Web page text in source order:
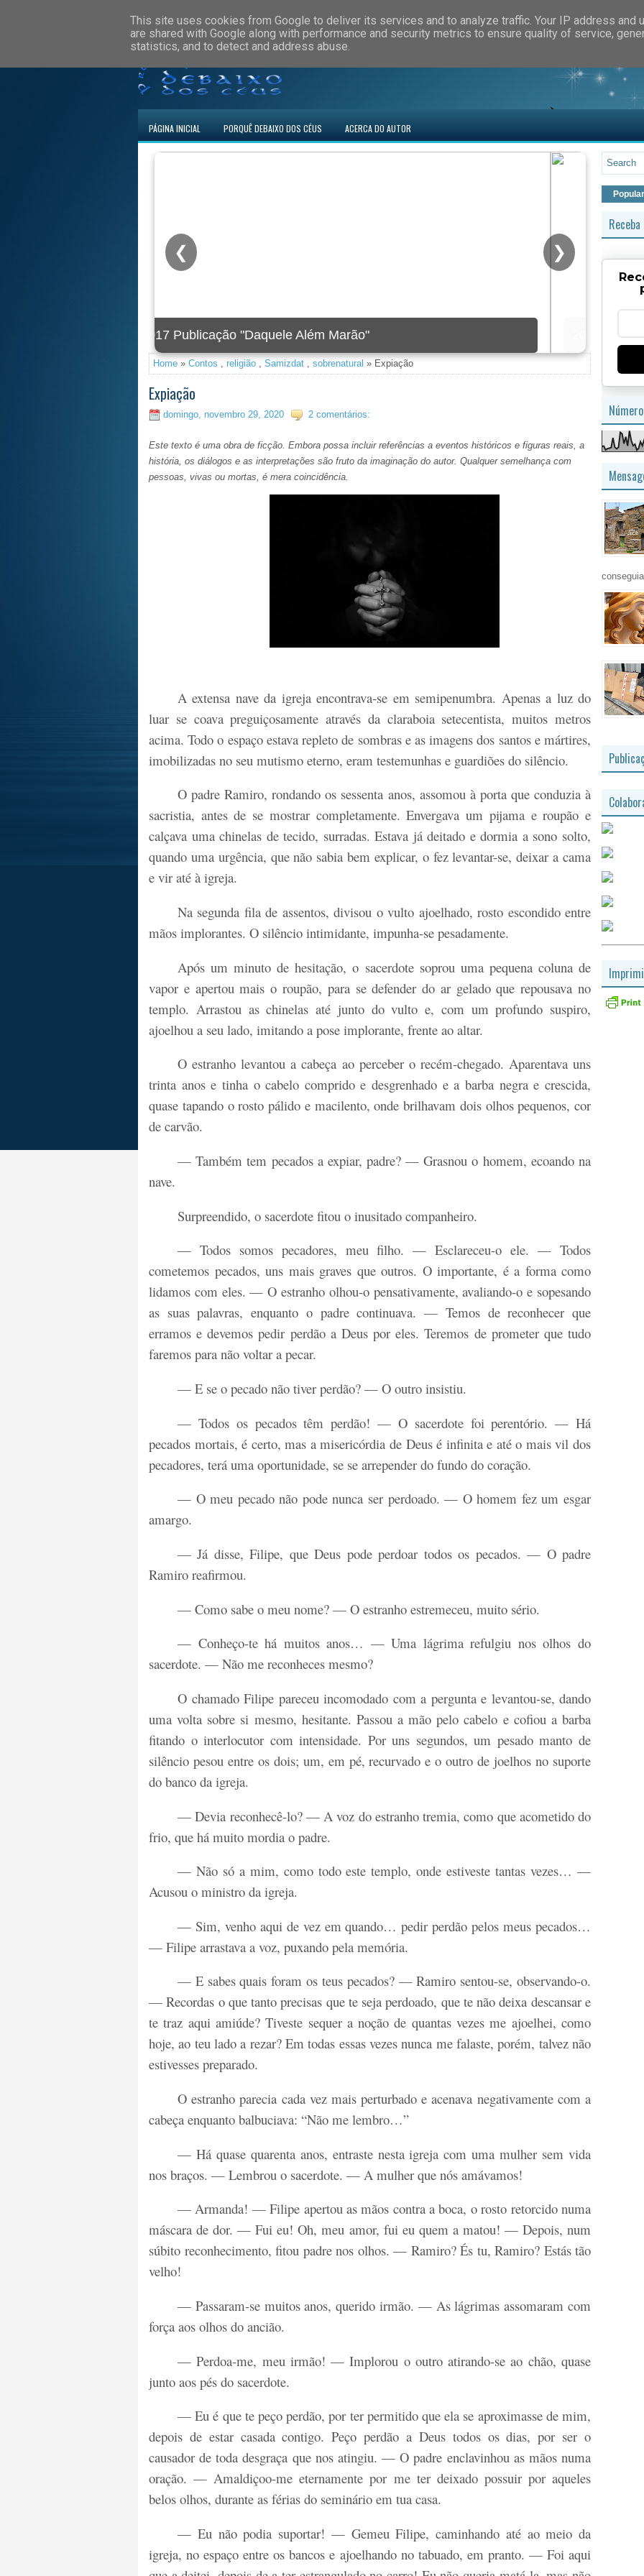
PÁGINA INICIAL PORQUÊ DEBAIXO DOS CÉUS ACERCA DO AUTOR
❮
2020 Foi criada a nova imagem
❯
Home » Contos , religião , Samizdat , sobrenatural » Expiação
Expiação
domingo, novembro 29, 2020 2 comentários:
Este texto é uma obra de ficção. Embora possa incluir referências a eventos históricos e figuras reais, a
história, os diálogos e as interpretações são fruto da imaginação do autor. Qualquer semelhança com
pessoas, vivas ou mortas, é mera coincidência.
A extensa nave da igreja encontrava-se em semipenumbra. Apenas a luz do
luar se coava preguiçosamente através da claraboia setecentista, muitos metros
acima. Todo o espaço estava repleto de sombras e as imagens dos santos e mártires,
imobilizadas no seu mutismo eterno, eram testemunhas e guardiões do silêncio.
O padre Ramiro, rondando os sessenta anos, assomou à porta que conduzia à
sacristia, antes de se mostrar completamente. Envergava um pijama e roupão e
calçava uma chinelas de tecido, surradas. Estava já deitado e dormia a sono solto,
quando uma urgência, que não sabia bem explicar, o fez levantar-se, deixar a cama
e vir até à igreja.
Na segunda fila de assentos, divisou o vulto ajoelhado, rosto escondido entre
mãos implorantes. O silêncio intimidante, impunha-se pesadamente.
Após um minuto de hesitação, o sacerdote soprou uma pequena coluna de
vapor e apertou mais o roupão, para se defender do ar gelado que repousava no
templo. Arrastou as chinelas até junto do vulto e, com um profundo suspiro,
ajoelhou a seu lado, imitando a pose implorante, frente ao altar.
O estranho levantou a cabeça ao perceber o recém-chegado. Aparentava uns
trinta anos e tinha o cabelo comprido e desgrenhado e a barba negra e crescida,
quase tapando o rosto pálido e macilento, onde brilhavam dois olhos pequenos, cor
de carvão.
— Também tem pecados a expiar, padre? — Grasnou o homem, ecoando na
nave.
Surpreendido, o sacerdote fitou o inusitado companheiro.
— Todos somos pecadores, meu filho. — Esclareceu-o ele. — Todos
cometemos pecados, uns mais graves que outros. O importante, é a forma como
lidamos com eles. — O estranho olhou-o pensativamente, avaliando-o e sopesando
as suas palavras, enquanto o padre continuava. — Temos de reconhecer que
erramos e devemos pedir perdão a Deus por eles. Teremos de prometer que tudo
faremos para não voltar a pecar.
— E se o pecado não tiver perdão? — O outro insistiu.
— Todos os pecados têm perdão! — O sacerdote foi perentório. — Há
pecados mortais, é certo, mas a misericórdia de Deus é infinita e até o mais vil dos
pecadores, terá uma oportunidade, se se arrepender do fundo do coração.
— O meu pecado não pode nunca ser perdoado. — O homem fez um esgar
amargo.
— Já disse, Filipe, que Deus pode perdoar todos os pecados. — O padre
Ramiro reafirmou.
— Como sabe o meu nome? — O estranho estremeceu, muito sério.
— Conheço-te há muitos anos… — Uma lágrima refulgiu nos olhos do
sacerdote. — Não me reconheces mesmo?
O chamado Filipe pareceu incomodado com a pergunta e levantou-se, dando
uma volta sobre si mesmo, hesitante. Passou a mão pelo cabelo e cofiou a barba
fitando o interlocutor com intensidade. Por uns segundos, um pesado manto de
silêncio pesou entre os dois; um, em pé, recurvado e o outro de joelhos no suporte
do banco da igreja.
— Devia reconhecê-lo? — A voz do estranho tremia, como que acometido do
frio, que há muito mordia o padre.
— Não só a mim, como todo este templo, onde estiveste tantas vezes… —
Acusou o ministro da igreja.
— Sim, venho aqui de vez em quando… pedir perdão pelos meus pecados…
— Filipe arrastava a voz, puxando pela memória.
— E sabes quais foram os teus pecados? — Ramiro sentou-se, observando-o.
— Recordas o que tanto precisas que te seja perdoado, que te não deixa descansar e
te traz aqui amiúde? Tiveste sequer a noção de quantas vezes me ajoelhei, como
hoje, ao teu lado a rezar? Em todas essas vezes nunca me falaste, porém, talvez não
estivesses preparado.
O estranho parecia cada vez mais perturbado e acenava negativamente com a
cabeça enquanto balbuciava: “Não me lembro…”
— Há quase quarenta anos, entraste nesta igreja com uma mulher sem vida
nos braços. — Lembrou o sacerdote. — A mulher que nós amávamos!
— Armanda! — Filipe apertou as mãos contra a boca, o rosto retorcido numa
máscara de dor. — Fui eu! Oh, meu amor, fui eu quem a matou! — Depois, num
súbito reconhecimento, fitou padre nos olhos. — Ramiro? És tu, Ramiro? Estás tão
velho!
— Passaram-se muitos anos, querido irmão. — As lágrimas assomaram com
força aos olhos do ancião.
— Perdoa-me, meu irmão! — Implorou o outro atirando-se ao chão, quase
junto aos pés do sacerdote.
— Eu é que te peço perdão, por ter permitido que ela se aproximasse de mim,
depois de estar casada contigo. Peço perdão a Deus todos os dias, por ser o
causador de toda desgraça que nos atingiu. — O padre enclavinhou as mãos numa
oração. — Amaldiçoo-me eternamente por me ter deixado possuir por aqueles
belos olhos, durante as férias do seminário em tua casa.
— Eu não podia suportar! — Gemeu Filipe, caminhando até ao meio da
igreja, no espaço entre os bancos e ajoelhando no tabuado, em pranto. — Foi aqui
Popular
This site uses cookies from Google to deliver its services and to analyze traffic. Your IP address and
are shared with Google along with performance and security metrics to ensure quality of service,
statistics, and to detect and address abuse.